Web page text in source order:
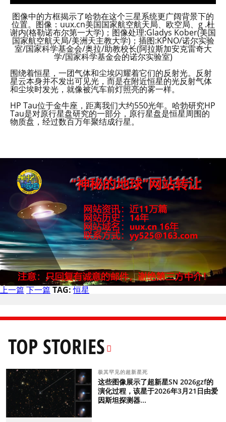
图像中的方框揭示了哈勃在这个三星系统更广阔背景下的
位置。图像：uux.cn美国国家航空航天局、欧空局、g .杜
谢内(格勒诺布尔第一大学)；图像处理:Gladys Kober(美国
国家航空航天局/美洲天主教大学)；插图:KPNO/诺尔实验
室/国家科学基金会/奥拉/助教校长(阿拉斯加安克雷奇大
学/国家科学基金会的诺尔实验室)
围绕着恒星，一团气体和尘埃闪耀着它们的反射光。反射
星云本身并不发出可见光，而是在附近恒星的光反射气体
和尘埃时发光，就像被汽车前灯照亮的雾一样。
HP Tau位于金牛座，距离我们大约550光年。哈勃研究HP
Tau是对原行星盘研究的一部分，原行星盘是恒星周围的
物质盘，经过数百万年聚结成行星。
上一篇 下一篇 TAG: 恒星
TOP STORIES
极其罕见的超新星死
这些图像展示了超新星SN 2026gzf的
演化过程，该星于2026年3月21日由爱
因斯坦探测器...